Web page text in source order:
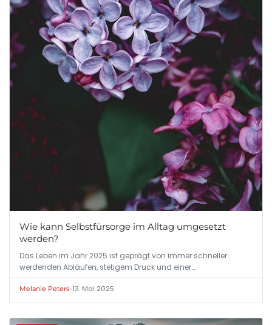
Wie kann Selbstfürsorge im Alltag umgesetzt
werden?
Das Leben im Jahr 2025 ist geprägt von immer schneller
werdenden Abläufen, stetigem Druck und einer…
Melanie Peters•13. Mai 2025